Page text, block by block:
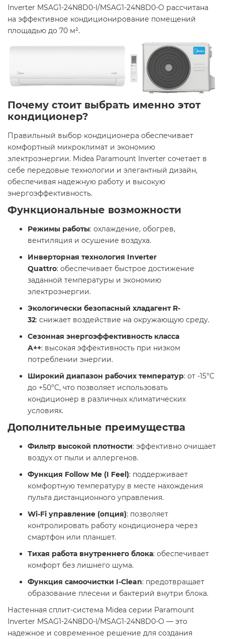
Inverter MSAG1-24N8D0-I/MSAG1-24N8D0-O рассчитана
на эффективное кондиционирование помещений
площадью до 70 м². ​
Почему стоит выбрать именно этот
кондиционер?
Правильный выбор кондиционера обеспечивает
комфортный микроклимат и экономию
электроэнергии. Midea Paramount Inverter сочетает в
себе передовые технологии и элегантный дизайн,
обеспечивая надежную работу и высокую
энергоэффективность. ​
Функциональные возможности
Режимы работы: охлаждение, обогрев,
вентиляция и осушение воздуха.​
Инверторная технология Inverter
Quattro: обеспечивает быстрое достижение
заданной температуры и экономию
электроэнергии.​
Экологически безопасный хладагент R-
32: снижает воздействие на окружающую среду.​
Сезонная энергоэффективность класса
A++: высокая эффективность при низком
потреблении энергии.​
Широкий диапазон рабочих температур: от -15°C
до +50°C, что позволяет использовать
кондиционер в различных климатических
условиях. ​
Дополнительные преимущества
Фильтр высокой плотности: эффективно очищает
воздух от пыли и аллергенов.​
Функция Follow Me (I Feel): поддерживает
комфортную температуру в месте нахождения
пульта дистанционного управления.​
Wi-Fi управление (опция): позволяет
контролировать работу кондиционера через
смартфон или планшет.​
Тихая работа внутреннего блока: обеспечивает
комфорт без лишнего шума.​
Функция самоочистки I-Clean: предотвращает
образование плесени и бактерий внутри блока. ​
Настенная сплит-система Midea серии Paramount
Inverter MSAG1-24N8D0-I/MSAG1-24N8D0-O — это
надежное и современное решение для создания